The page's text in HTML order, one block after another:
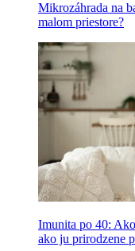
Mikrozáhrada na
malom priestore?
Imunita po 40:
ako ju prirodzene